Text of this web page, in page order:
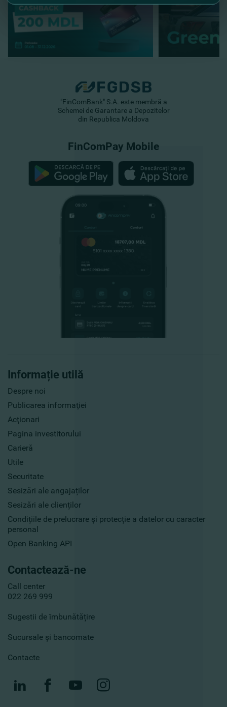
Informație utilă
Despre noi
Publicarea informaţiei
Acţionari
Pagina investitorului
Carieră
Utile
Securitate
Sesizări ale angajaților
Sesizări ale clienților
Condițiile de prelucrare și protecție a datelor cu caracter
personal
Open Banking API
Contactează-ne
Call center
022 269 999
Sugestii de îmbunătățire
Sucursale și bancomate
Contacte
"FinComBank" S.A. este membră a
Schemei de Garantare a Depozitelor
din Republica Moldova
FinComPay Mobile